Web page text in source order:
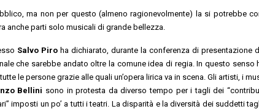
ma non per questo (almeno ragionevolmente) la si potrebbe
anche parti solo musicali di grande bellezza.
Salvo Piroha dichiarato, durante la conferenza di presentazione
che sarebbe andato oltre la comune idea di regia. In questo senso
le persone grazie alle quali un’opera lirica va in scena. Gli artisti, i
Bellini sono in protesta da diverso tempo per i tagli dei
imposti un po’ a tutti i teatri. La disparità e la diversità dei suddetti